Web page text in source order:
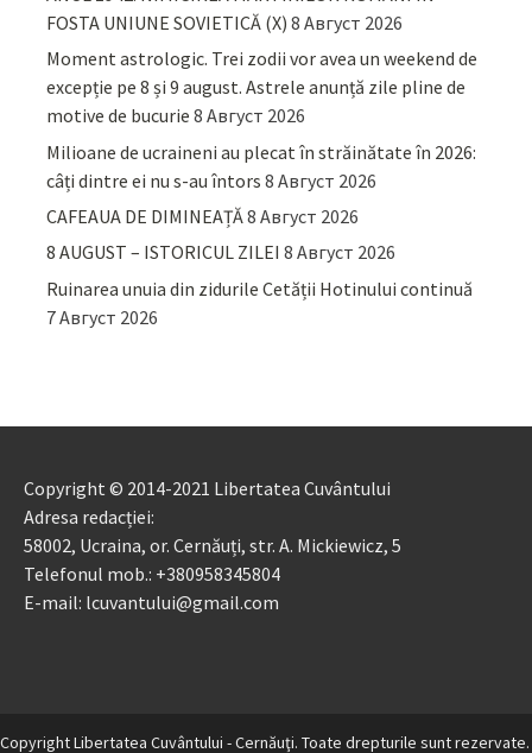
FOSTA UNIUNE SOVIETICĂ (X) 8 Август 2026
Moment astrologic. Trei zodii vor avea un weekend de
excepție pe 8 și 9 august. Astrele anunță zile pline de
motive de bucurie 8 Август 2026
Milioane de ucraineni au plecat în străinătate în 2026:
câți dintre ei nu s-au întors 8 Август 2026
CAFEAUA DE DIMINEAȚĂ8 Август 2026
8 AUGUST – ISTORICUL ZILEI 8 Август 2026
Ruinarea unuia din zidurile Cetății Hotinului continuă
7 Август 2026
Copyright © 2014-2021 Libertatea Cuvântului
Adresa redacției:
58002, Ucraina, or. Cernăuți, str. A. Mickiewicz, 5
Telefonul mob.: +380958345804
E-mail: lcuvantului@gmail.com
Copyright Libertatea Cuvântului - Cernăuţi. Toate drepturile sunt rezervate.